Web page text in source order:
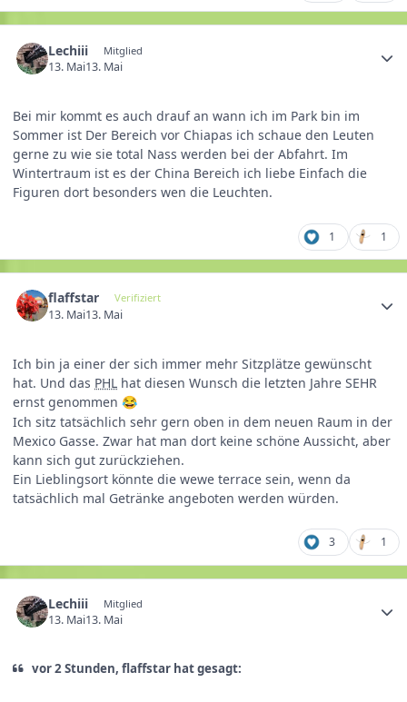
Lechiii Mitglied
13. Mai13. Mai
Bei mir kommt es auch drauf an wann ich im Park bin im
Sommer ist Der Bereich vor Chiapas ich schaue den Leuten
gerne zu wie sie total Nass werden bei der Abfahrt. Im
Wintertraum ist es der China Bereich ich liebe Einfach die
Figuren dort besonders wen die Leuchten.
1 1
flaffstar Verifiziert
13. Mai13. Mai
Ich bin ja einer der sich immer mehr Sitzplätze gewünscht
hat. Und das PHL hat diesen Wunsch die letzten Jahre SEHR
ernst genommen 😂
Ich sitz tatsächlich sehr gern oben in dem neuen Raum in der
Mexico Gasse. Zwar hat man dort keine schöne Aussicht, aber
kann sich gut zurückziehen.
Ein Lieblingsort könnte die wewe terrace sein, wenn da
tatsächlich mal Getränke angeboten werden würden.
3 1
Lechiii Mitglied
13. Mai13. Mai
vor 2 Stunden, flaffstar hat gesagt: